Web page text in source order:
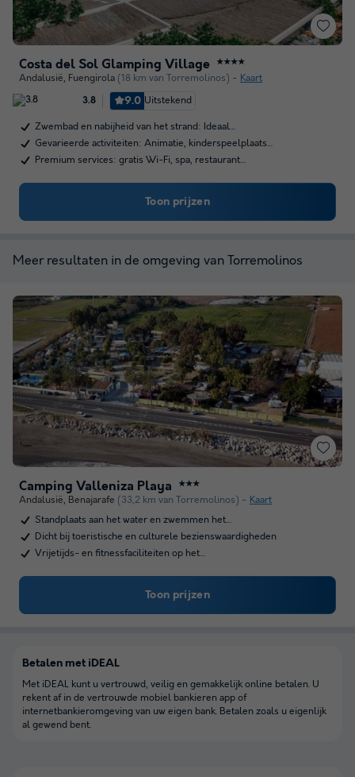
Costa del Sol Glamping Village ★★★★
Andalusië, Fuengirola (18 km van Torremolinos) Kaart
3.8 9.0 Uitstekend
Zwembad en nabijheid van het strand: Ideaal…
Gevarieerde activiteiten: Animatie, kinderspeelplaats…
Premium services: gratis Wi-Fi, spa, restaurant…
Toon prijzen
Meer resultaten in de omgeving van Torremolinos
Camping Valleniza Playa ★★★
Andalusië, Benajarafe (33,2 km van Torremolinos)
Kaart
Standplaats aan het water en zwemmen het…
Dicht bij toeristische en culturele bezienswaardigheden
Vrijetijds- en fitnessfaciliteiten op het…
Toon prijzen
Betalen met iDEAL
Met iDEAL kunt u vertrouwd, veilig en gemakkelijk online betalen. U
rekent af in de vertrouwde mobiel bankieren app of
internetbankieromgeving van uw eigen bank. Betalen zoals u eigenlijk
al gewend bent.